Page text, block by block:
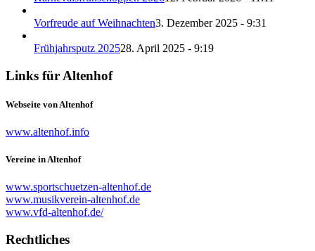
Vorfreude auf Weihnachten3. Dezember 2025 - 9:31
Frühjahrsputz 202528. April 2025 - 9:19
Links für Altenhof
Webseite von Altenhof
www.altenhof.info
Vereine in Altenhof
www.sportschuetzen-altenhof.de
www.musikverein-altenhof.de
www.vfd-altenhof.de/
Rechtliches